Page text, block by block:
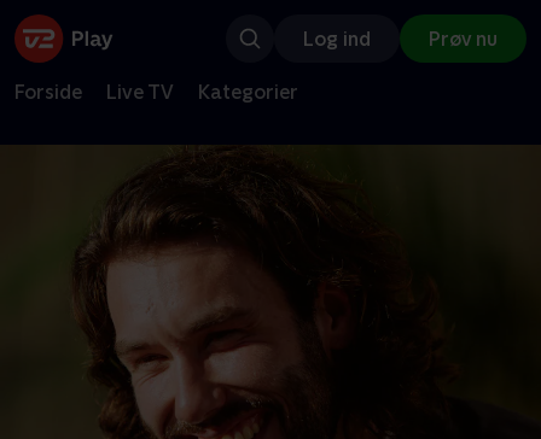
Log ind Prøv nu
Forside Live TV Kategorier